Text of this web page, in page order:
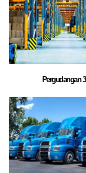
Pergudangan